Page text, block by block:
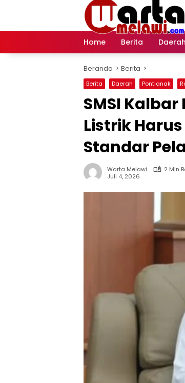
Home Berita Daerah
Beranda Berita
Berita Daerah Pontianak
SMSI
Listrik
Standar
Warta Melawi
2 Min
Juli 4, 2026